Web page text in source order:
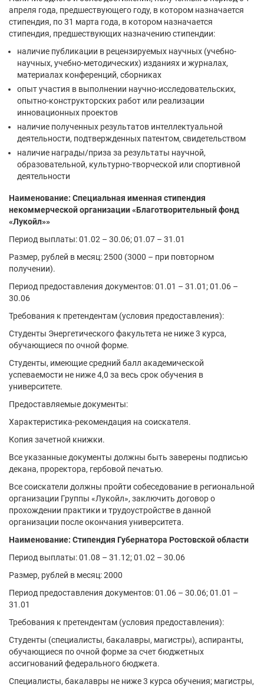
апреля года, предшествующего году, в котором назначается
стипендия, по 31 марта года, в котором назначается
стипендия, предшествующих назначению стипендии:
наличие публикации в рецензируемых научных (учебно-
научных, учебно-методических) изданиях и журналах,
материалах конференций, сборниках
опыт участия в выполнении научно-исследовательских,
опытно-конструкторских работ или реализации
инновационных проектов
наличие полученных результатов интеллектуальной
деятельности, подтвержденных патентом, свидетельством
наличие награды/приза за результаты научной,
образовательной, культурно-творческой или спортивной
деятельности
Наименование: Специальная именная стипендия
некоммерческой организации «Благотворительный фонд
«Лукойл»»
Период выплаты: 01.02 – 30.06; 01.07 – 31.01
Размер, рублей в месяц: 2500 (3000 – при повторном
получении).
Период предоставления документов: 01.01 – 31.01; 01.06 –
30.06
Требования к претендентам (условия предоставления):
Студенты Энергетического факультета не ниже 3 курса,
обучающиеся по очной форме.
Студенты, имеющие средний балл академической
успеваемости не ниже 4,0 за весь срок обучения в
университете.
Предоставляемые документы:
Характеристика-рекомендация на соискателя.
Копия зачетной книжки.
Все указанные документы должны быть заверены подписью
декана, проректора, гербовой печатью.
Все соискатели должны пройти собеседование в региональной
организации Группы «Лукойл», заключить договор о
прохождении практики и трудоустройстве в данной
организации после окончания университета.
Наименование: Стипендия Губернатора Ростовской области
Период выплаты: 01.08 – 31.12; 01.02 – 30.06
Размер, рублей в месяц: 2000
Период предоставления документов: 01.06 – 30.06; 01.01 –
31.01
Требования к претендентам (условия предоставления):
Студенты (специалисты, бакалавры, магистры), аспиранты,
обучающиеся по очной форме за счет бюджетных
ассигнований федерального бюджета.
Специалисты, бакалавры не ниже 3 курса обучения; магистры,